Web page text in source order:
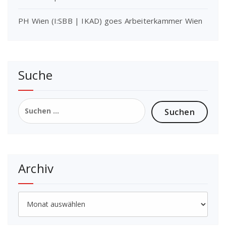
PH Wien (I:SBB | IKAD) goes Arbeiterkammer Wien
Suche
Suchen
nach:
Archiv
Archiv